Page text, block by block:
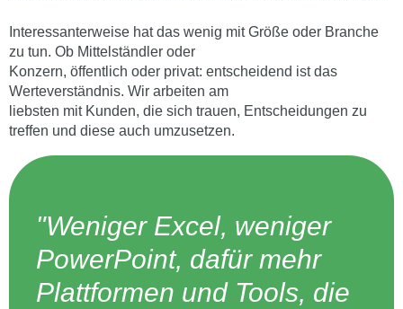
Interessanterweise hat das wenig mit Größe oder Branche
zu tun. Ob Mittelständler oder
Konzern, öffentlich oder privat: entscheidend ist das
Werteverständnis. Wir arbeiten am
liebsten mit Kunden, die sich trauen, Entscheidungen zu
treffen und diese auch umzusetzen.
"Weniger Excel, weniger
PowerPoint, dafür mehr
Plattformen und Tools, die